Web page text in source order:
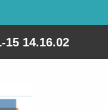
15 14.16.02